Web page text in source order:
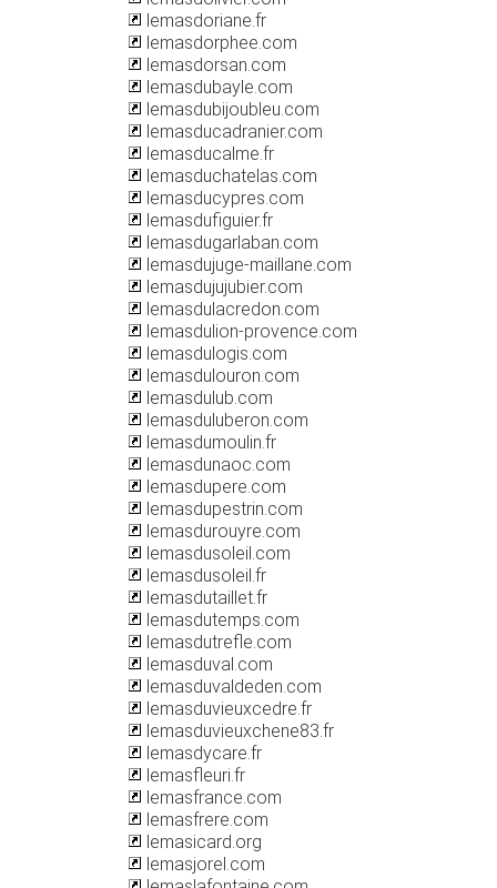
lemasdoriane.fr
lemasdorphee.com
lemasdorsan.com
lemasdubayle.com
lemasdubijoubleu.com
lemasducadranier.com
lemasducalme.fr
lemasduchatelas.com
lemasducypres.com
lemasdufiguier.fr
lemasdugarlaban.com
lemasdujuge-maillane.com
lemasdujujubier.com
lemasdulacredon.com
lemasdulion-provence.com
lemasdulogis.com
lemasdulouron.com
lemasdulub.com
lemasduluberon.com
lemasdumoulin.fr
lemasdunaoc.com
lemasdupere.com
lemasdupestrin.com
lemasdurouyre.com
lemasdusoleil.com
lemasdusoleil.fr
lemasdutaillet.fr
lemasdutemps.com
lemasdutrefle.com
lemasduval.com
lemasduvaldeden.com
lemasduvieuxcedre.fr
lemasduvieuxchene83.fr
lemasdycare.fr
lemasfleuri.fr
lemasfrance.com
lemasfrere.com
lemasicard.org
lemasjorel.com